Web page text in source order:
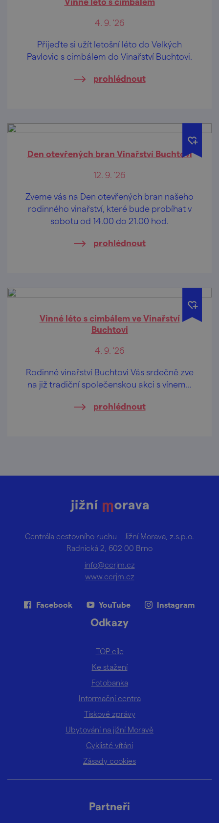
4. 9. '26
Přijeďte si užít letošní léto do Velkých
Pavlovic s cimbálem do Vinařství Buchtovi.
prohlédnout
Den otevřených bran Vinařství Buchtovi
12. 9. '26
Zveme vás na Den otevřených bran našeho
rodinného vinařství, které bude probíhat v
sobotu od 14.00 do 21.00 hod.
prohlédnout
Vinné léto s cimbálem ve Vinařství
Buchtovi
4. 9. '26
Rodinné vinařství Buchtovi Vás srdečně zve
na již tradiční společenskou akci s vínem...
prohlédnout
Centrála cestovního ruchu – Jižní Morava, z.s.p.o.
Radnická 2, 602 00 Brno
info@ccrjm.cz
www.ccrjm.cz
Facebook YouTube Instagram
Odkazy
TOP cíle
Ke stažení
Fotobanka
Informační centra
Tiskové zprávy
Ubytování na jižní Moravě
Cyklisté vítáni
Zásady cookies
Partneři